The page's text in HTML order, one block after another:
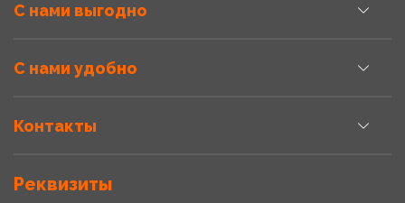
С нами выгодно
С нами удобно
Контакты
Реквизиты